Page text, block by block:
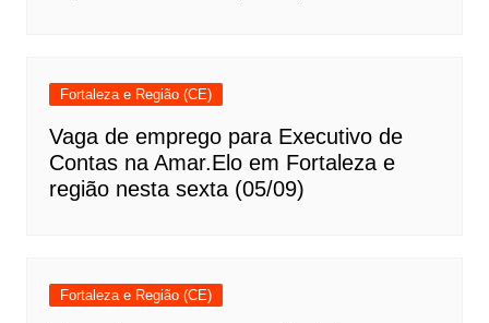
Fortaleza e Região (CE)
Vaga de emprego para Executivo de
Contas na Amar.Elo em Fortaleza e
região nesta sexta (05/09)
Fortaleza e Região (CE)